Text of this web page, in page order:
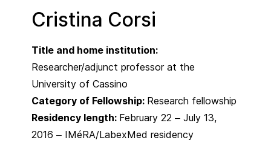
Cristina Corsi
Title and home institution:
Researcher/adjunct professor at the
University of Cassino
Category of Fellowship: Research fellowship
Residency length: February 22 – July 13,
2016 – IMéRA/LabexMed residency